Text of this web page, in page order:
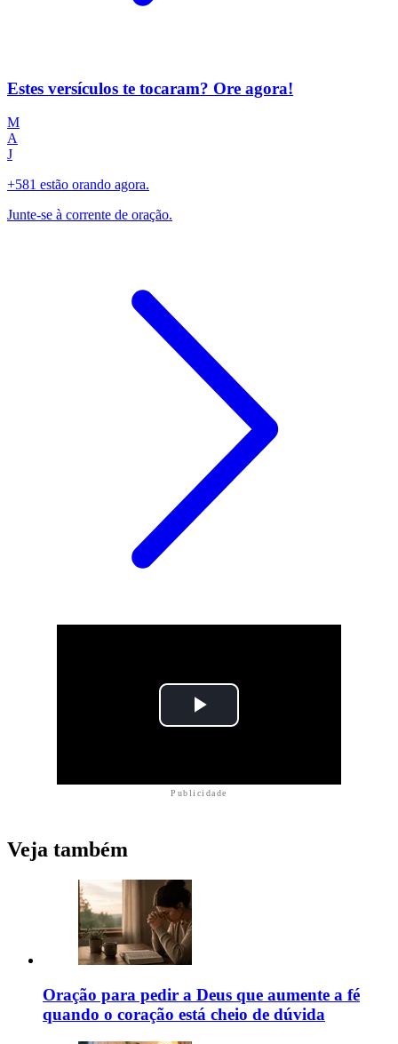
Estes versículos te tocaram? Ore agora!
M
A
J
+581 estão orando agora.
Junte-se à corrente de oração.
Publicidade
Veja também
Oração para pedir a Deus que aumente a fé
quando o coração está cheio de dúvida